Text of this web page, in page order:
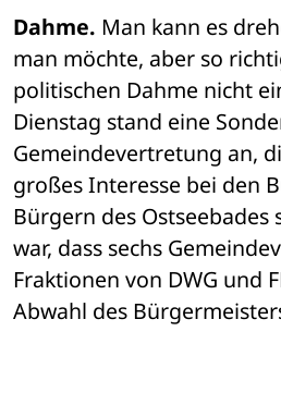
Dahme. Man kann es
man möchte, aber so
politischen Dahme nicht
Dienstag stand eine
Gemeindevertretung an,
großes Interesse bei den
Bürgern des
war, dass sechs
Fraktionen von DWG und
Abwahl des